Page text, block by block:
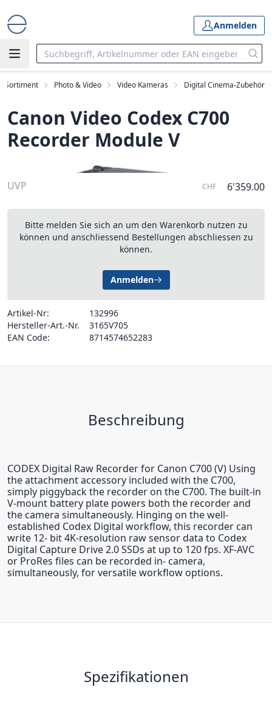
Anmelden
Sortiment Photo & Video Video Kameras Digital Cinema-Zubehör
Canon Video Codex C700
Recorder Module V
UVP CHF 6'359.00
Bitte melden Sie sich an um den Warenkorb nutzen zu
können und anschliessend Bestellungen abschliessen zu
können.
Anmelden
Artikel-Nr:
132996
Hersteller-Art.-Nr.
3165V705
EAN Code:
8714574652283
Beschreibung
CODEX Digital Raw Recorder for Canon C700 (V) Using
the attachment accessory included with the C700,
simply piggyback the recorder on the C700. The built-in
V-mount battery plate powers both the recorder and
the camera simultaneously. Hinging on the well-
established Codex Digital workflow, this recorder can
write 12- bit 4K-resolution raw sensor data to Codex
Digital Capture Drive 2.0 SSDs at up to 120 fps. XF-AVC
or ProRes files can be recorded in- camera,
simultaneously, for versatile workflow options.
Spezifikationen